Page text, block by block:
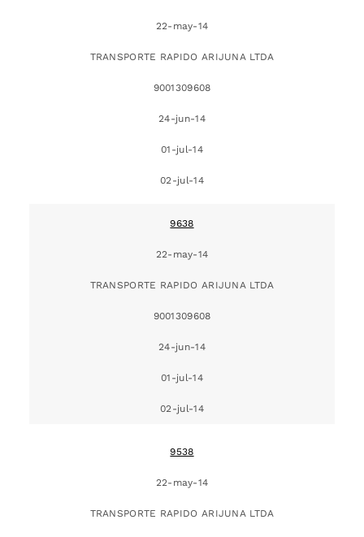
22-may-14
TRANSPORTE RAPIDO ARIJUNA LTDA
9001309608
24-jun-14
01-jul-14
02-jul-14
9638
22-may-14
TRANSPORTE RAPIDO ARIJUNA LTDA
9001309608
24-jun-14
01-jul-14
02-jul-14
9538
22-may-14
TRANSPORTE RAPIDO ARIJUNA LTDA